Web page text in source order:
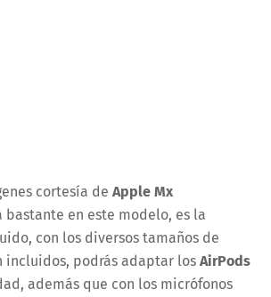
cortesía de Apple Mx
bastante en este modelo, es la
con los diversos tamaños de
incluidos, podrás adaptar losAirPods
además que con los micrófonos